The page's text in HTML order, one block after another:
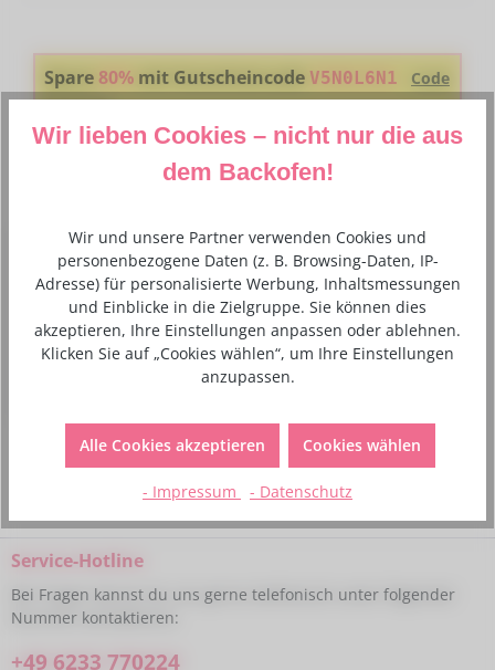
Spare80% mit Gutscheincode V5N0L6N1
Code
kopieren
Den Code fügst du ganz einfach im Warenkorb in das Gutschein-
Feld ein
Beschreibung
Modellierwerkzeug aus hochwertigem Material mit an
einem Ende halbrund offen (Bogen), z.B. zum Modellieren
eines Munds, Aush…Mehr
Hersteller- und Sicherheitsinformationen
Service-Hotline
Bei Fragen kannst du uns gerne telefonisch unter folgender
Nummer kontaktieren:
+49 6233 770224
Wir lieben Cookies – nicht nur die aus
dem Backofen!
Wir und unsere Partner verwenden Cookies und
personenbezogene Daten (z. B. Browsing-Daten, IP-
Adresse) für personalisierte Werbung, Inhaltsmessungen
und Einblicke in die Zielgruppe. Sie können dies
akzeptieren, Ihre Einstellungen anpassen oder ablehnen.
Klicken Sie auf „Cookies wählen“, um Ihre Einstellungen
anzupassen.
Alle Cookies akzeptieren Cookies wählen
- Impressum - Datenschutz